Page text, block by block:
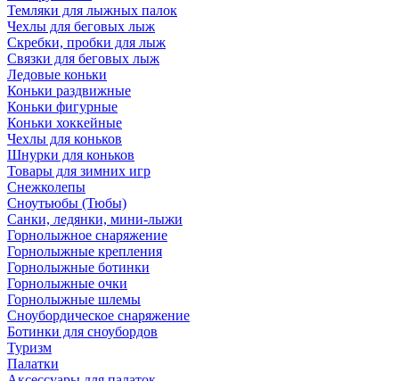
Темляки для лыжных палок
Чехлы для беговых лыж
Скребки, пробки для лыж
Связки для беговых лыж
Ледовые коньки
Коньки раздвижные
Коньки фигурные
Коньки хоккейные
Чехлы для коньков
Шнурки для коньков
Товары для зимних игр
Снежколепы
Сноутьюбы (Тюбы)
Санки, ледянки, мини-лыжи
Горнолыжное снаряжение
Горнолыжные крепления
Горнолыжные ботинки
Горнолыжные очки
Горнолыжные шлемы
Сноубордическое снаряжение
Ботинки для сноубордов
Туризм
Палатки